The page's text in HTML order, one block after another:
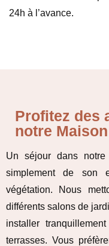
24h à l’avance.
Profitez des
notre
Un séjour dans notre
simplement de son
végétation. Nous
différents salons de
installer
terrasses. Vous